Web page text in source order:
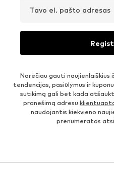
Tavo el. pašto adresas
Norėčiau gauti naujienlaiškius
tendencijas, pasiūlymus ir
sutikimą gali bet kada
pranešimą adresu
naudojantis kiekvieno
prenumeratos